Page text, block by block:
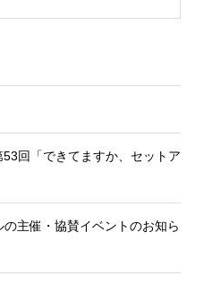
回「できてますか、セットア
主催・協賛イベントのお知ら